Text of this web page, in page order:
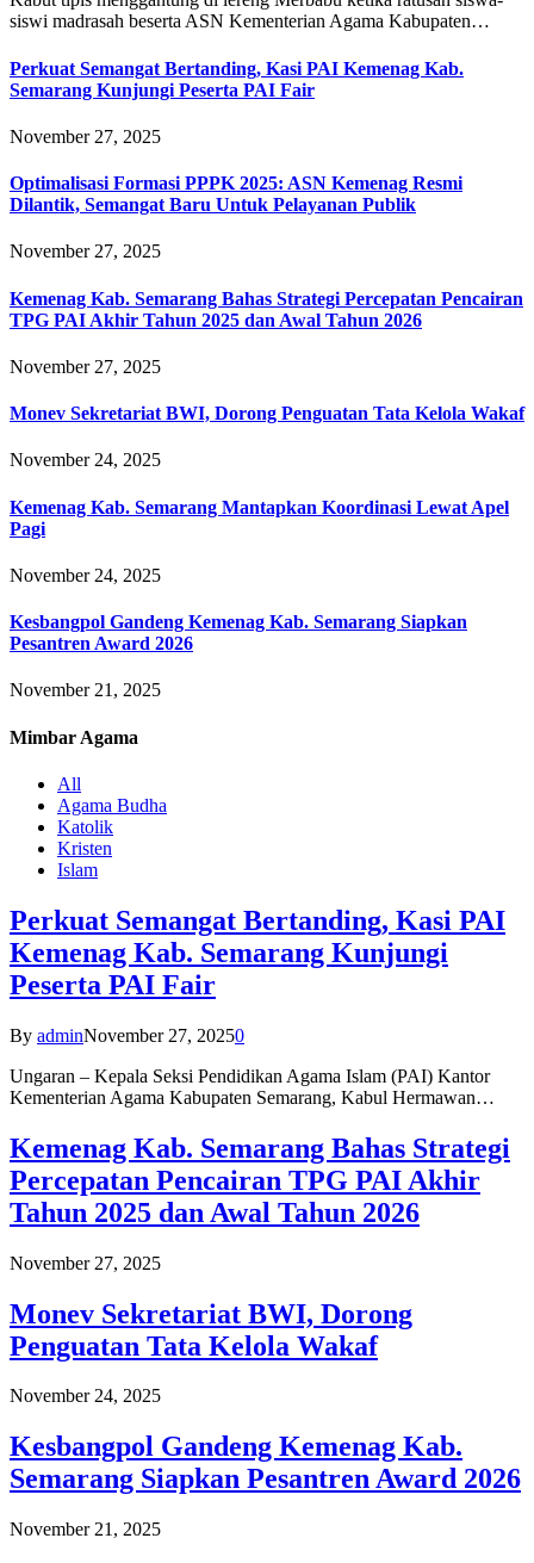
siswi madrasah beserta ASN Kementerian Agama Kabupaten…
Perkuat Semangat Bertanding, Kasi PAI Kemenag Kab.
Semarang Kunjungi Peserta PAI Fair
November 27, 2025
Optimalisasi Formasi PPPK 2025: ASN Kemenag Resmi
Dilantik, Semangat Baru Untuk Pelayanan Publik
November 27, 2025
Kemenag Kab. Semarang Bahas Strategi Percepatan Pencairan
TPG PAI Akhir Tahun 2025 dan Awal Tahun 2026
November 27, 2025
Monev Sekretariat BWI, Dorong Penguatan Tata Kelola Wakaf
November 24, 2025
Kemenag Kab. Semarang Mantapkan Koordinasi Lewat Apel
Pagi
November 24, 2025
Kesbangpol Gandeng Kemenag Kab. Semarang Siapkan
Pesantren Award 2026
November 21, 2025
Mimbar Agama
All
Agama Budha
Katolik
Kristen
Islam
Perkuat Semangat Bertanding, Kasi PAI
Kemenag Kab. Semarang Kunjungi
Peserta PAI Fair
By adminNovember 27, 20250
Ungaran – Kepala Seksi Pendidikan Agama Islam (PAI) Kantor
Kementerian Agama Kabupaten Semarang, Kabul Hermawan…
Kemenag Kab. Semarang Bahas Strategi
Percepatan Pencairan TPG PAI Akhir
Tahun 2025 dan Awal Tahun 2026
November 27, 2025
Monev Sekretariat BWI, Dorong
Penguatan Tata Kelola Wakaf
November 24, 2025
Kesbangpol Gandeng Kemenag Kab.
Semarang Siapkan Pesantren Award 2026
November 21, 2025